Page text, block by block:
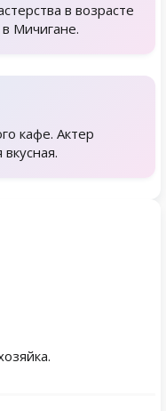
в возрасте
Мичигане.
кафе. Актер